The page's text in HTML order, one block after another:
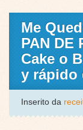
Me
PAN DE
Cake o
y rápido
Inserito da